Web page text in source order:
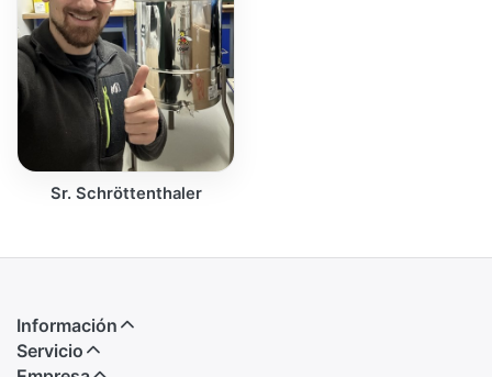
Sr. Schröttenthaler
Información
Servicio